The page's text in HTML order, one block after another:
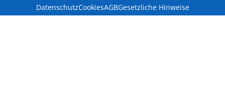
DatenschutzCookiesAGBGesetzliche Hinweise